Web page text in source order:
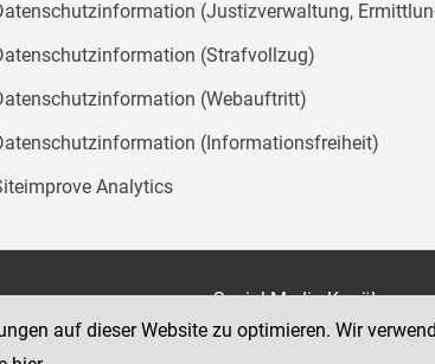
(Justizverwaltung,
(Strafvollzug)
(Webauftritt)
(Informationsfreiheit)
Analytics
7
Social Media Kanäle
der Justiz und des BMJ
auf dieser Website zu optimieren. Wir